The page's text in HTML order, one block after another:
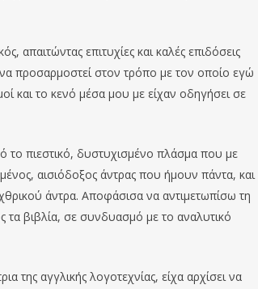
απαιτώντας επιτυχίες και καλές επιδόσεις
προσαρμοστεί στον τρόπο με τον οποίο εγώ
και το κενό μέσα μου με είχαν οδηγήσει σε
πιεστικό, δυστυχισμένο πλάσμα που με
αισιόδοξος άντρας που ήμουν πάντα, και
άντρα. Αποφάσισα να αντιμετωπίσω τη
βιβλία, σε συνδυασμό με το αναλυτικό
αγγλικής λογοτεχνίας, είχα αρχίσει να